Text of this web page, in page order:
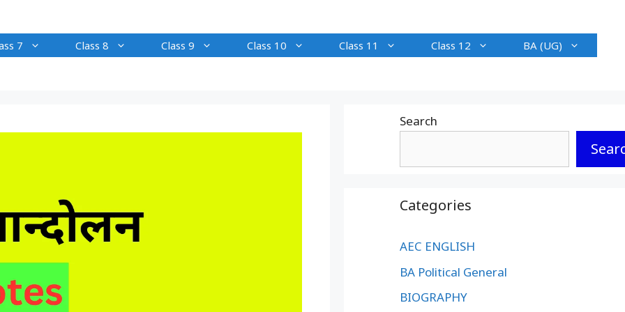
7 Class 8 Class 9 Class 10 Class 11 Class 12 BA (UG)
Search
Categories
AEC ENGLISH
BA Political General
BIOGRAPHY